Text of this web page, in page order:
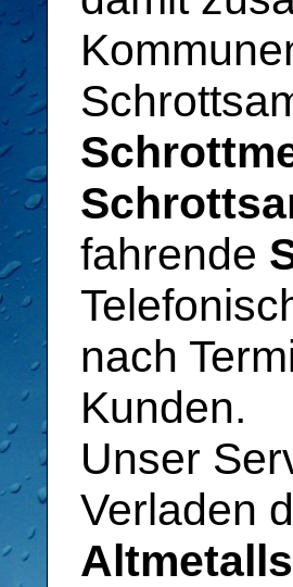
fahrende
nach
Kunden.
Unser
Verladen
Altmetalls